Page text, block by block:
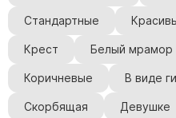
Стандартные
Крест Белый мрамор
Коричневые В виде
Скорбящая Девушке